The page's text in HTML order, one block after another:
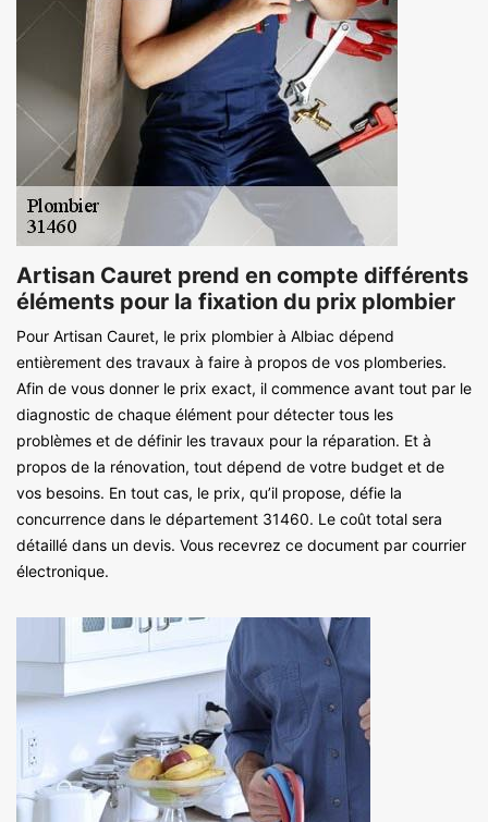
Artisan Cauret prend en compte différents
éléments pour la fixation du prix plombier
Pour Artisan Cauret, le prix plombier à Albiac dépend
entièrement des travaux à faire à propos de vos plomberies.
Afin de vous donner le prix exact, il commence avant tout par le
diagnostic de chaque élément pour détecter tous les
problèmes et de définir les travaux pour la réparation. Et à
propos de la rénovation, tout dépend de votre budget et de
vos besoins. En tout cas, le prix, qu’il propose, défie la
concurrence dans le département 31460. Le coût total sera
détaillé dans un devis. Vous recevrez ce document par courrier
électronique.